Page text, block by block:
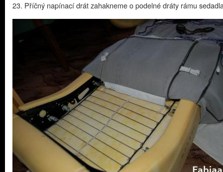
23. Příčný napínací drát zahakneme o podelné dráty rámu